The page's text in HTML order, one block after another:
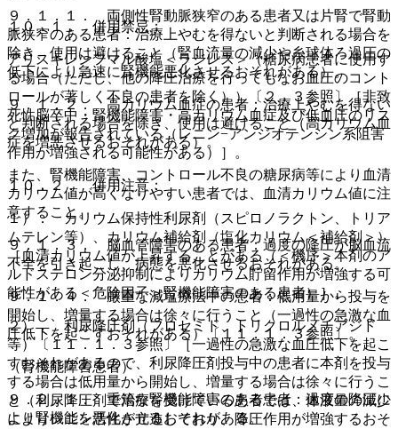
１０．１． 併用禁忌：
アリスキレンフマル酸塩＜ラジレス＞（糖尿病患者に使用す
る場合（ただし、他の降圧治療を行ってもなお血圧のコント
ロールが著しく不良の患者を除く））〔２．３参照〕［非致
死性脳卒中・腎機能障害・高カリウム血症及び低血圧のリス
ク増加が報告されている（レニン−アンジオテンシン系阻害
作用が増強される可能性がある）］。
１０．２． 併用注意：
１）． カリウム保持性利尿剤（スピロノラクトン、トリア
ムテレン等）、カリウム補給剤（塩化カリウム＜補給剤＞）
［血清カリウム値が上昇することがある（＜機序＞本剤のア
ルドステロン分泌抑制によりカリウム貯留作用が増強する可
能性がある＜危険因子＞腎機能障害のある患者）］。
２）． 利尿降圧剤（フロセミド、トリクロルメチアジド
等）〔１１．１．３参照〕［一過性の急激な血圧低下を起こ
すおそれがあるので、利尿降圧剤投与中の患者に本剤を投与
する場合は低用量から開始し、増量する場合は徐々に行うこ
と（利尿降圧剤で治療を受けている患者では、体液量の減少
によりレニン活性が亢進しており、降圧作用が増強するおそ
９．１．１． 両側性腎動脈狭窄のある患者又は片腎で腎動
脈狭窄のある患者：治療上やむを得ないと判断される場合を
除き、使用は避けること（腎血流量の減少や糸球体ろ過圧の
低下により急速に腎機能悪化させるおそれがある）。
９．１．２． 高カリウム血症の患者：治療上やむを得ない
と判断される場合を除き、使用は避けること（高カリウム血
症を増悪させるおそれがある）。
また、腎機能障害、コントロール不良の糖尿病等により血清
カリウム値が高くなりやすい患者では、血清カリウム値に注
意すること。
９．１．３． 脳血管障害のある患者：過度の降圧が脳血流
不全を引き起こし、病態を悪化させるおそれがある。
９．１．４． 厳重な減塩療法中の患者：低用量から投与を
開始し、増量する場合は徐々に行うこと（一過性の急激な血
圧低下を起こすおそれがある）〔１１．１．３参照〕。
（腎機能障害患者）
９．２．１． 重篤な腎機能障害のある患者：過度の降圧に
より腎機能を悪化させるおそれがある。